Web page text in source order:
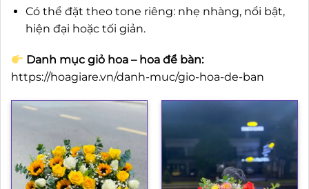
Có thể đặt theo tone riêng: nhẹ nhàng, nổi bật,
hiện đại hoặc tối giản.
Danh mục giỏ hoa – hoa để bàn:
https://hoagiare.vn/danh-muc/gio-hoa-de-ban